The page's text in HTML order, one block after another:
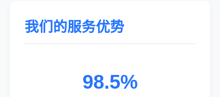
我们的服务优势
98.5%